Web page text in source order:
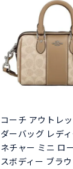
コーチ アウトレ
ダーバッグ レデ
ネチャー ミニ ロ
スボディー ブラ